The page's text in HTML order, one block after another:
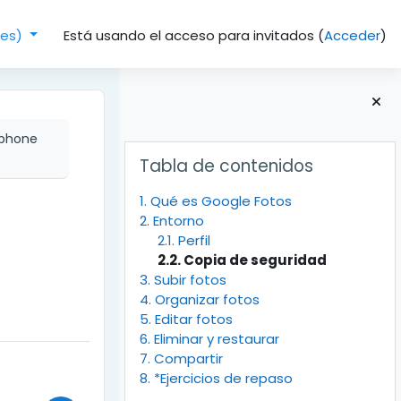
Está usando el acceso para invitados (Acceder)
Bloques
Tabla de contenidos
1. Qué es Google Fotos
2. Entorno
2.1. Perfil
2.2. Copia de seguridad
3. Subir fotos
4. Organizar fotos
5. Editar fotos
6. Eliminar y restaurar
7. Compartir
8. *Ejercicios de repaso